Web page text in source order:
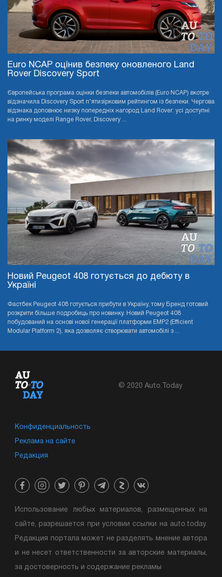
Euro NCAP оцінив безпеку оновленого Land
Rover Discovery Sport
Європейська програма оцінки безпеки автомобілів (Euro NCAP) вкотре
відзначила Discovery Sport п’ятизірковим рейтингом із безпеки. Чергова
відзнака доповнює низку попередніх нагород Land Rover: усі доступні
на ринку моделі Range Rover, Discovery ...
Новий Peugeot 408 готується до дебюту в
Україні
Фастбек Peugeot 408 готується прибути в Україну, тому Бренд готовий
розкрити більше подробиць про новинку. Новий Peugeot 408
побудований на основі нової генерації платформи EMP2 (Efficient
Modular Platform 2), яка дозволяє створювати автомобілі з ...
© 2020 Auto.Today
Конфиденциальность
Реклама на сайте
Редакция
Использование любых материалов, размещенных на
сайте, разрешается при условии ссылки на auto.today.
Редакция портала может не разделять мнение автора
и не несет ответственности за авторские материалы,
за достоверность и содержание рекламы